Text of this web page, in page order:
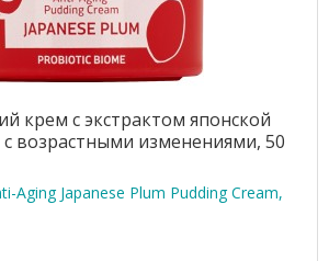
крем с экстрактом японской
возрастными изменениями, 50
Aging Japanese Plum Pudding Cream,